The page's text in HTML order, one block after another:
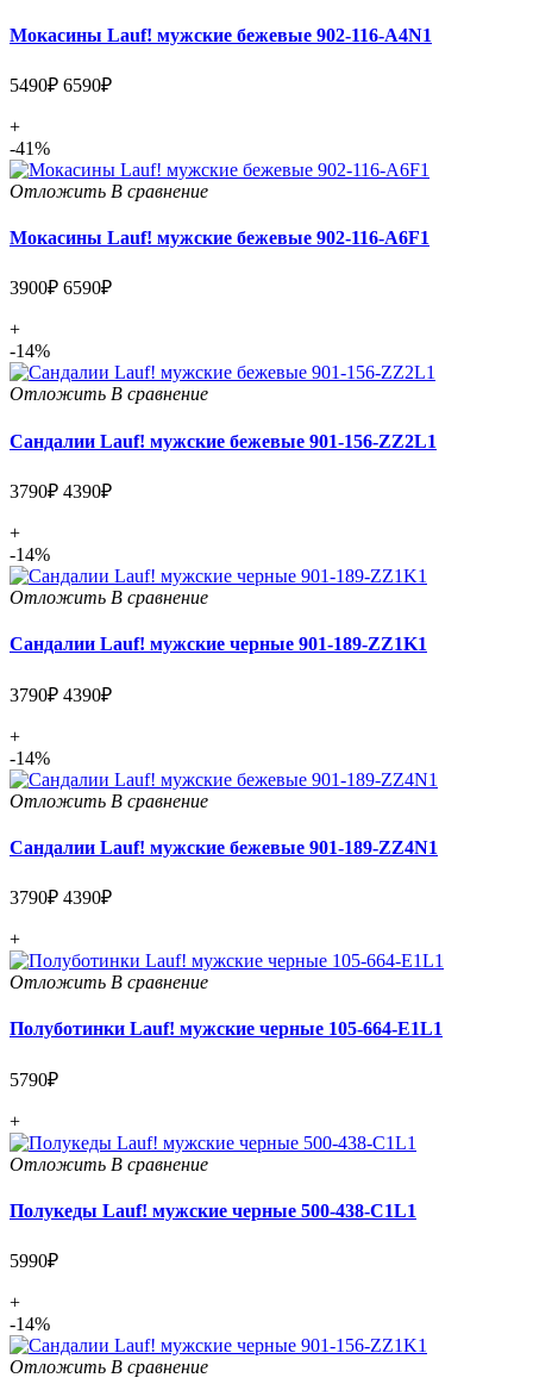
Мокасины Lauf! мужские бежевые 902-116-A4N1
5490₽ 6590₽
+
-41%
Отложить В сравнение
Мокасины Lauf! мужские бежевые 902-116-A6F1
3900₽ 6590₽
+
-14%
Отложить В сравнение
Сандалии Lauf! мужские бежевые 901-156-ZZ2L1
3790₽ 4390₽
+
-14%
Отложить В сравнение
Сандалии Lauf! мужские черные 901-189-ZZ1K1
3790₽ 4390₽
+
-14%
Отложить В сравнение
Сандалии Lauf! мужские бежевые 901-189-ZZ4N1
3790₽ 4390₽
+
Отложить В сравнение
Полуботинки Lauf! мужские черные 105-664-E1L1
5790₽
+
Отложить В сравнение
Полукеды Lauf! мужские черные 500-438-C1L1
5990₽
+
-14%
Отложить В сравнение